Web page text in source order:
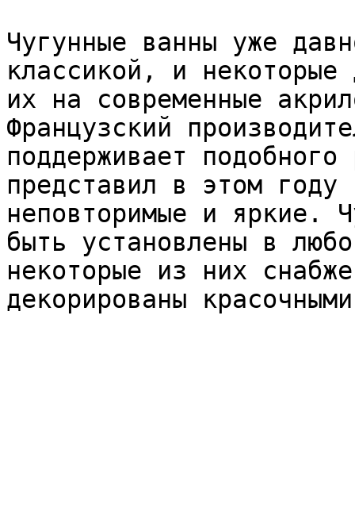
Чугунные ванны уже
классикой, и
их на современные
Французский
поддерживает
представил в этом
неповторимые и яркие.
быть установлены в
некоторые из них
декорированы